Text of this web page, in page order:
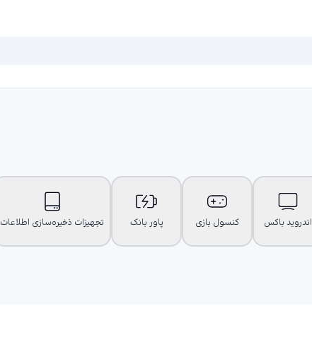
اندروید باکس کنسول بازی پاور بانک تجهیزات ذخیره‌سازی اطلاعات